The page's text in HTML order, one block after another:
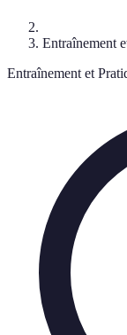
Entraînement
Entraînement et